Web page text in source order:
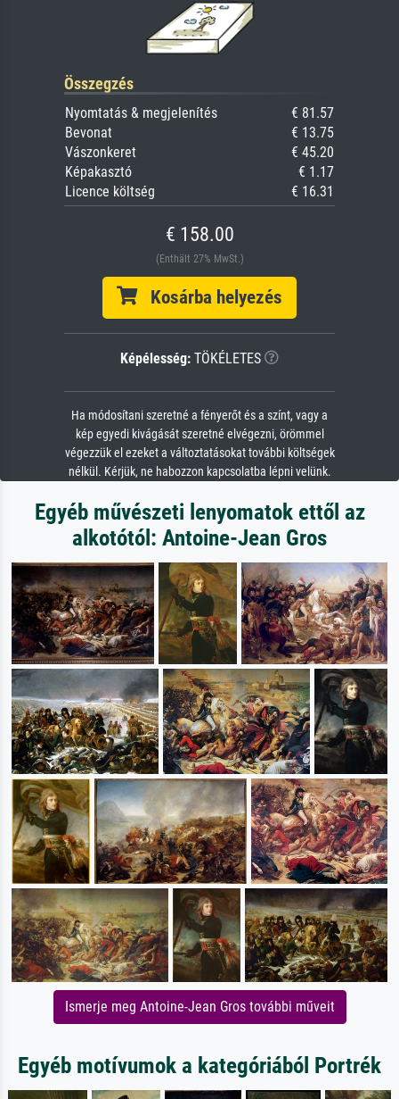
Összegzés
Nyomtatás & megjelenítés
€ 81.57
Bevonat
€ 13.75
Vászonkeret
€ 45.20
Képakasztó
€ 1.17
Licence költség
€ 16.31
€ 158.00
(Enthält 27% MwSt.)
Kosárba helyezés
Képélesség: TÖKÉLETES
Ha módosítani szeretné a fényerőt és a színt, vagy a
kép egyedi kivágását szeretné elvégezni, örömmel
végezzük el ezeket a változtatásokat további költségek
nélkül. Kérjük, ne habozzon kapcsolatba lépni velünk.
Egyéb művészeti lenyomatok ettől az
alkotótól: Antoine-Jean Gros
Ismerje meg Antoine-Jean Gros további műveit
Egyéb motívumok a kategóriából Portrék